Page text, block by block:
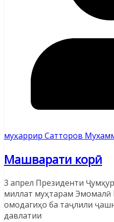
муҳаррир Сатторов
Машварати корӣ
3 апрел Президенти
миллат муҳтарам
омодагиҳо ба таҷлили
давлатии